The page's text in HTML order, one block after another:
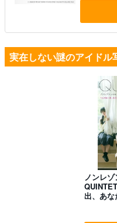
実在しない謎のアイドル
ノンレ
出、あ